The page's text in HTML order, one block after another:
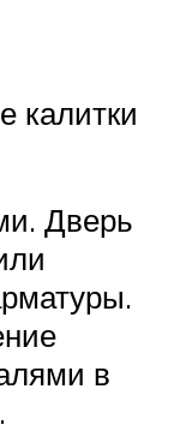
калитки
Дверь
в